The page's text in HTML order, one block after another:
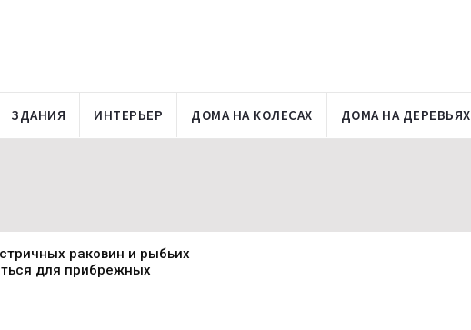
ЗДАНИЯ ИНТЕРЬЕР ДОМА НА КОЛЕСАХ ДОМА НА ДЕРЕВЬЯХ
раковин и рыбьих
для прибрежных